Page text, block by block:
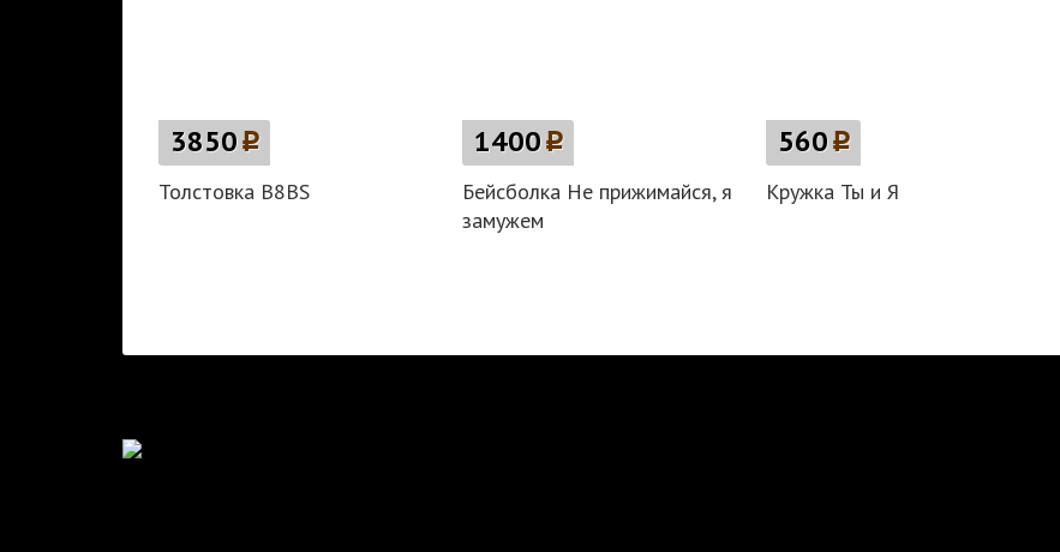
3850p
Толстовка B8BS
1400p
Бейсболка Не прижимайся, я
замужем
560p
Кружка Ты и Я